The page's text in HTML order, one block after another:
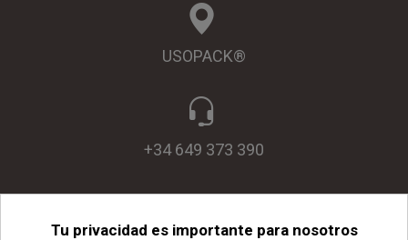
USOPACK®
+34 649 373 390
Tu privacidad es importante para nosotros